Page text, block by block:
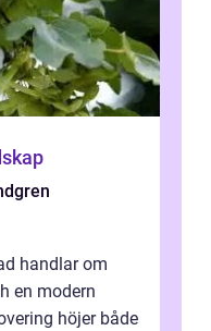
handlar om
en modern
höjer både